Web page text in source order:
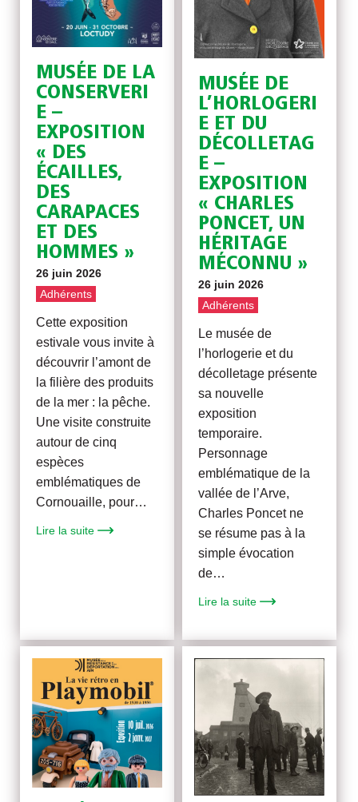
MUSÉE DE LA
CONSERVERI
E –
EXPOSITION
« DES
ÉCAILLES,
DES
CARAPACES
ET DES
HOMMES »
26 juin 2026
Adhérents
Cette exposition
estivale vous invite à
découvrir l’amont de
la filière des produits
de la mer : la pêche.
Une visite construite
autour de cinq
espèces
emblématiques de
Cornouaille, pour…
Lire la suite
MUSÉE DE
L’HORLOGERI
E ET DU
DÉCOLLETAG
E –
EXPOSITION
« CHARLES
PONCET, UN
HÉRITAGE
MÉCONNU »
26 juin 2026
Adhérents
Le musée de
l’horlogerie et du
décolletage présente
sa nouvelle
exposition
temporaire.
Personnage
emblématique de la
vallée de l’Arve,
Charles Poncet ne
se résume pas à la
simple évocation
de…
Lire la suite